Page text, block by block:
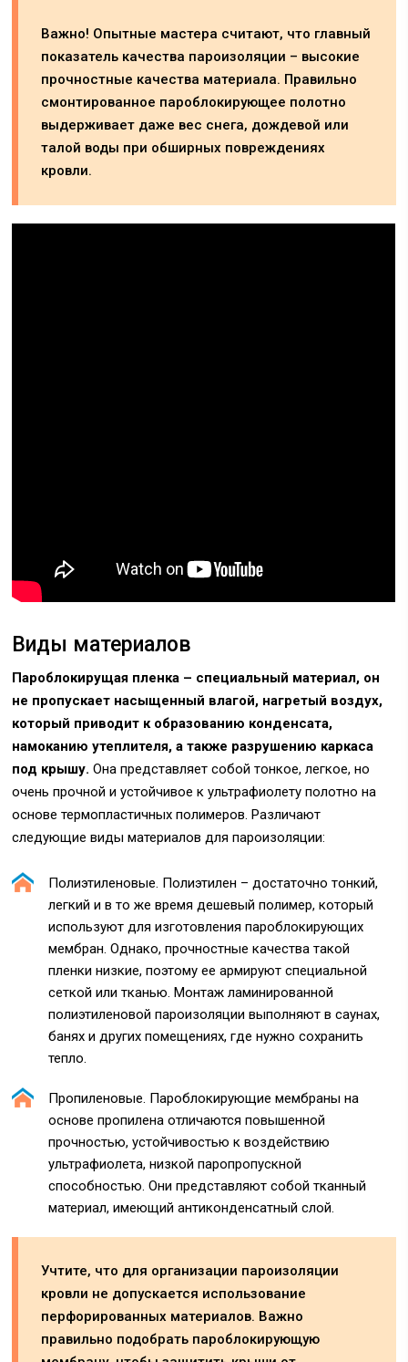
Важно! Опытные мастера считают, что главный
показатель качества пароизоляции – высокие
прочностные качества материала. Правильно
смонтированное пароблокирующее полотно
выдерживает даже вес снега, дождевой или
талой воды при обширных повреждениях
кровли.
Виды материалов
Пароблокирущая пленка – специальный материал, он
не пропускает насыщенный влагой, нагретый воздух,
который приводит к образованию конденсата,
намоканию утеплителя, а также разрушению каркаса
под крышу. Она представляет собой тонкое, легкое, но
очень прочной и устойчивое к ультрафиолету полотно на
основе термопластичных полимеров. Различают
следующие виды материалов для пароизоляции:
Полиэтиленовые. Полиэтилен – достаточно тонкий,
легкий и в то же время дешевый полимер, который
используют для изготовления пароблокирующих
мембран. Однако, прочностные качества такой
пленки низкие, поэтому ее армируют специальной
сеткой или тканью. Монтаж ламинированной
полиэтиленовой пароизоляции выполняют в саунах,
банях и других помещениях, где нужно сохранить
тепло.
Пропиленовые. Пароблокирующие мембраны на
основе пропилена отличаются повышенной
прочностью, устойчивостью к воздействию
ультрафиолета, низкой паропропускной
способностью. Они представляют собой тканный
материал, имеющий антиконденсатный слой.
Учтите, что для организации пароизоляции
кровли не допускается использование
перфорированных материалов. Важно
правильно подобрать пароблокирующую